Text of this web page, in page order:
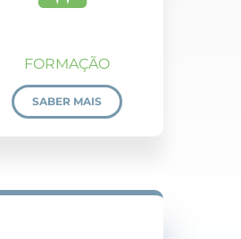
FORMAÇÃO
SABER MAIS